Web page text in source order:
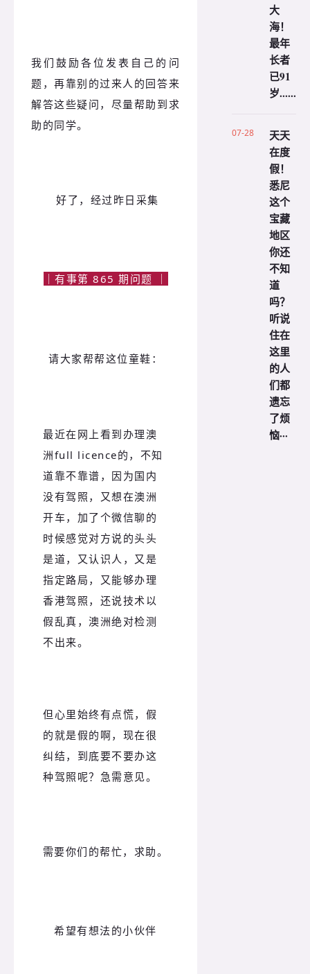
我们鼓励各位发表自己的问
题，再靠别的过来人的回答来
解答这些疑问，尽量帮助到求
助的同学。
好了，经过昨日采集
｜有事第 865 期问题 ｜
请大家帮帮这位童鞋：
最近在网上看到办理澳
洲full licence的，不知
道靠不靠谱，因为国内
没有驾照，又想在澳洲
开车，加了个微信聊的
时候感觉对方说的头头
是道，又认识人，又是
指定路局，又能够办理
香港驾照，还说技术以
假乱真，澳洲绝对检测
不出来。
但心里始终有点慌，假
的就是假的啊，现在很
纠结，到底要不要办这
种驾照呢？急需意见。
需要你们的帮忙，求助。
希望有想法的小伙伴
大
海！
最年
长者
已91
岁......
07-28
天天
在度
假！
悉尼
这个
宝藏
地区
你还
不知
道
吗？
听说
住在
这里
的人
们都
遗忘
了烦
恼···